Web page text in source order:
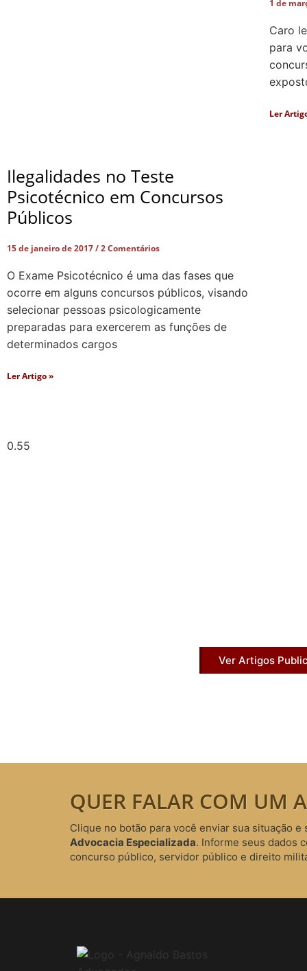
1 de
Caro
para
Ler
Ilegalidades no Teste
Psicotécnico em Concursos
Públicos
15 de janeiro de 2017 2 Comentários
O Exame Psicotécnico é uma das fases que
ocorre em alguns concursos públicos, visando
selecionar pessoas psicologicamente
preparadas para exercerem as funções de
determinados cargos
Ler Artigo »
Ver Artigos
QUER FALAR COM UM
Clique no botão para você enviar sua situação
Advocacia Especializada. Informe seus dados
concurso público, servidor público e direito